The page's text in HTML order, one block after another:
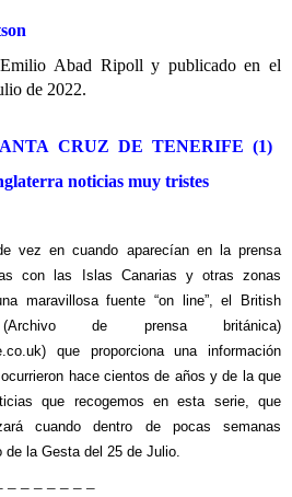
Abad Ripoll y publicado en el
de 2022.
CRUZ DE TENERIFE (1)
noticias muy tristes
vez en cuando aparecían en la prensa
con las Islas Canarias y otras zonas
maravillosa fuente “on line”, el British
(Archivo de prensa británica)
) que proporciona una información
hace cientos de años y de la que
que recogemos en esta serie, que
cuando dentro de pocas semanas
de la Gesta del 25 de Julio.
– – – – – – –